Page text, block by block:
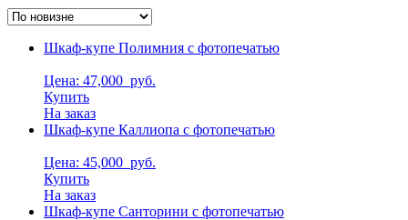
Шкаф-купе Полимния с фотопечатью
Цена: 47,000 руб.
Купить
На заказ
Шкаф-купе Каллиопа с фотопечатью
Цена: 45,000 руб.
Купить
На заказ
Шкаф-купе Санторини с фотопечатью